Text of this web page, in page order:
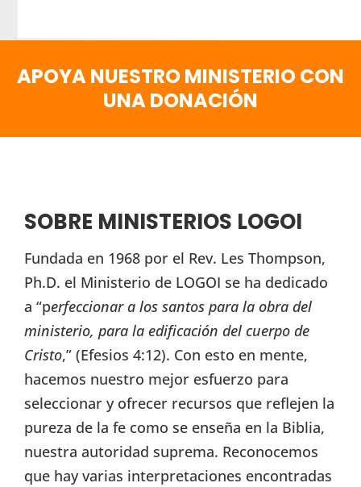
APOYA NUESTRO MINISTERIO CON
UNA DONACIÓN
SOBRE MINISTERIOS LOGOI
Fundada en 1968 por el Rev. Les Thompson,
Ph.D. el Ministerio de LOGOI se ha dedicado
a “perfeccionar a los santos para la obra del
ministerio, para la edificación del cuerpo de
Cristo,” (Efesios 4:12). Con esto en mente,
hacemos nuestro mejor esfuerzo para
seleccionar y ofrecer recursos que reflejen la
pureza de la fe como se enseña en la Biblia,
nuestra autoridad suprema. Reconocemos
que hay varias interpretaciones encontradas